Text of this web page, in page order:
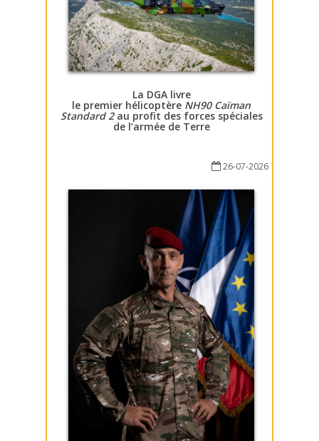
La DGA livre
le premier hélicoptère NH90 Caïman
Standard 2au profit des forces spéciales
de l’armée de Terre
26-07-2026